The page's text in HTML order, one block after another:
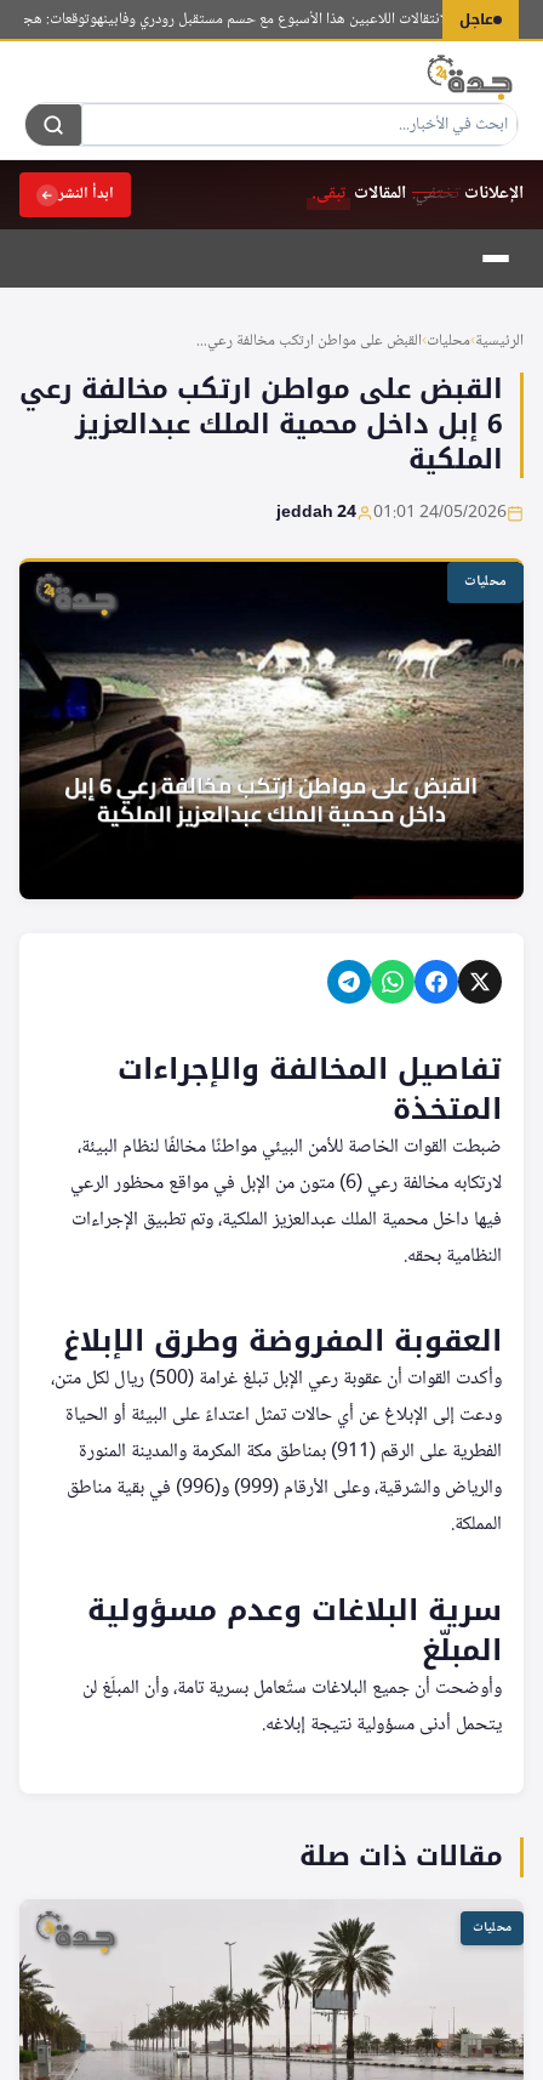
عاجل
حاسمة لانتقالات اللاعبين هذا الأسبوع مع حسم مستقبل رودري وفابينهوتوقعات: هجمات
الإعلانات تختفي.المقالات تبقى. ابدأ النشر
التجاوز
المحتوى
الرئيسية›محليات›القبض على مواطن ارتكب مخالفة رعي...
القبض على مواطن ارتكب مخالفة رعي
6 إبل داخل محمية الملك عبدالعزيز
الملكية
24/05/2026 01:01
jeddah 24
محليات
تفاصيل المخالفة والإجراءات
المتخذة
ضبطت القوات الخاصة للأمن البيئي مواطنًا مخالفًا لنظام البيئة،
لارتكابه مخالفة رعي (6) متون من الإبل في مواقع محظور الرعي
فيها داخل محمية الملك عبدالعزيز الملكية، وتم تطبيق الإجراءات
النظامية بحقه.
العقوبة المفروضة وطرق الإبلاغ
وأكدت القوات أن عقوبة رعي الإبل تبلغ غرامة (500) ريال لكل متن،
ودعت إلى الإبلاغ عن أي حالات تمثل اعتداءً على البيئة أو الحياة
الفطرية على الرقم (911) بمناطق مكة المكرمة والمدينة المنورة
والرياض والشرقية، وعلى الأرقام (999) و(996) في بقية مناطق
المملكة.
سرية البلاغات وعدم مسؤولية
المبلّغ
وأوضحت أن جميع البلاغات ستُعامل بسرية تامة، وأن المبلّغ لن
يتحمل أدنى مسؤولية نتيجة إبلاغه.
مقالات ذات صلة
محليات